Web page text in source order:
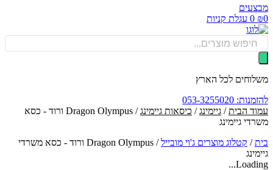
0 עגלת קניות
לכל הארץ
053-3255020
הבית/גיימינג/כיסאות גיימינג
/ Dragon Olympus ורוד - כסא
גיימינג
/קטלוג מוצרים ג'וי מובייל/
Dragon Olympus ורוד - כסא משרדי